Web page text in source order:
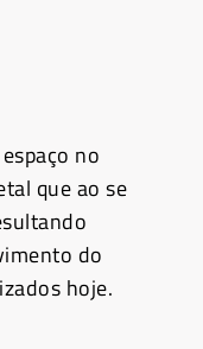
no
que ao se
do
hoje.